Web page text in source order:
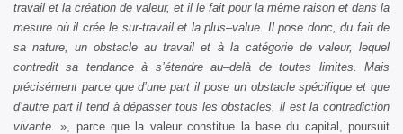
travail et la création de valeur, et il le fait pour la même raison et dans la
mesure où il crée le sur-travail et la plus–value. Il pose donc, du fait de
sa nature, un obstacle au travail et à la catégorie de valeur, lequel
contredit sa tendance à s’étendre au–delà de toutes limites. Mais
précisément parce que d’une part il pose un obstacle spécifique et que
d’autre part il tend à dépasser tous les obstacles, il est la contradiction
vivante. », parce que la valeur constitue la base du capital, poursuit